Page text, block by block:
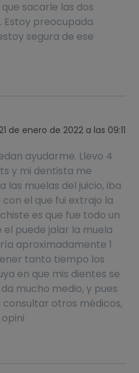
sacarle las dos
Estoy preocupada
segura de ese
21 de enero de 2022 a las 09:11
ayudarme. Llevo 4
y mi dentista me
las muelas del juicio, iba
el que fui extrajo la
es que fue todo un
puede jalar la muela
aproximadamente 1
tanto tiempo los
en que mis dientes se
mucho medio, y pues
otros médicos,